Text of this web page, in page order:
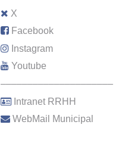
X
Facebook
Instagram
Youtube
–––––––––––––––––––––
Intranet RRHH
WebMail Municipal